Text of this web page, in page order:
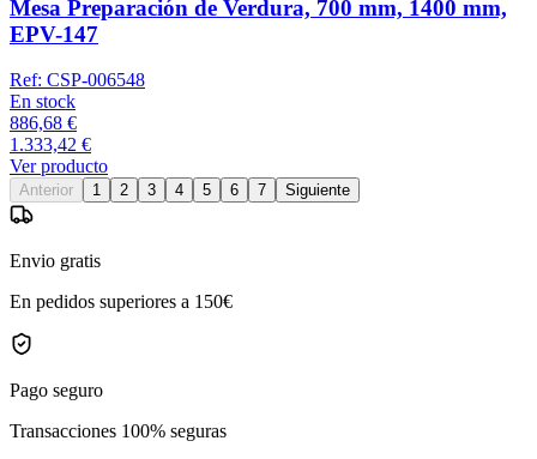
Mesa Preparación de Verdura, 700 mm, 1400 mm,
EPV-147
Ref: CSP-006548
En stock
886,68 €
1.333,42 €
Ver producto
Anterior 1 2 3 4 5 6 7 Siguiente
Envio gratis
En pedidos superiores a 150€
Pago seguro
Transacciones 100% seguras